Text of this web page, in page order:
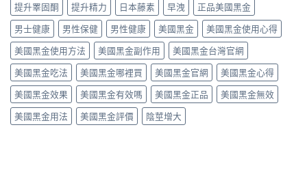
提升睪固酮
提升精力 日本藤素 早洩
正品美國黑金
男士健康
男性保健 男性健康 美國黑金
美國黑金使用心得
美國黑金使用方法
美國黑金副作用
美國黑金台灣官網
美國黑金吃法
美國黑金哪裡買 美國黑金官網
美國黑金心得
美國黑金效果
美國黑金有效嗎 美國黑金正品
美國黑金無效
美國黑金用法
美國黑金評價 陰莖增大